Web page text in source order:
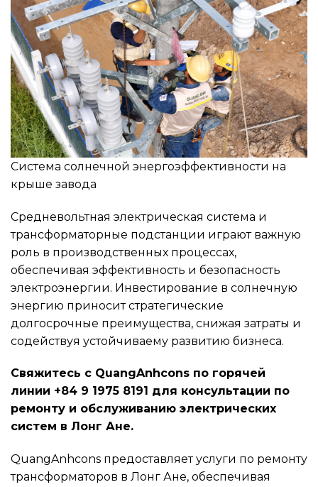
Система солнечной энергоэффективности на
крыше завода
Средневольтная электрическая система и
трансформаторные подстанции играют важную
роль в производственных процессах,
обеспечивая эффективность и безопасность
электроэнергии. Инвестирование в солнечную
энергию приносит стратегические
долгосрочные преимущества, снижая затраты и
содействуя устойчиваему развитию бизнеса.
Свяжитесь с QuangAnhcons по горячей
линии +84 9 1975 8191 для консультации по
ремонту и обслуживанию электрических
систем в Лонг Ане.
QuangAnhcons предоставляет услуги по ремонту
трансформаторов в Лонг Ане, обеспечивая